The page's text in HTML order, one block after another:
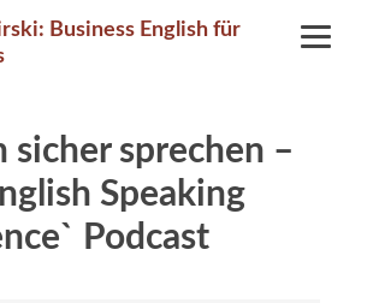
Business English für
sicher sprechen –
Speaking
Podcast